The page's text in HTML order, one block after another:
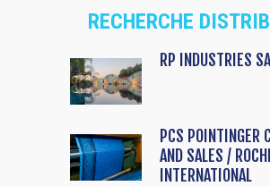
RECHERCHE
RP INDUSTRIES
PCS POINTINGER
AND SALES /
INTERNATIONAL